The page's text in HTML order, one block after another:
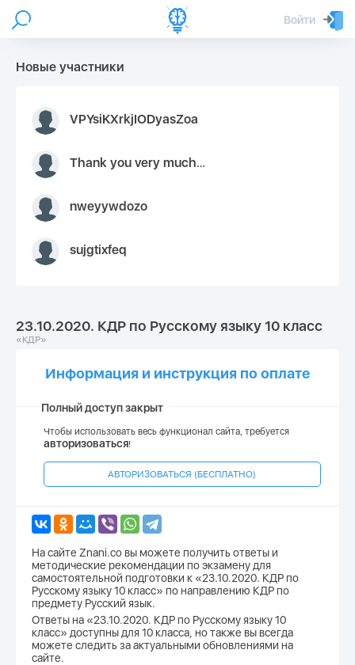
Войти
Новые участники
VPYsiKXrkjIODyasZoa
Thank you very much for your inquiry We appreciate you 9126052 https://youtube.com faceapple !
nweyywdozo
sujgtixfeq
23.10.2020. КДР по Русскому языку 10 класс
«КДР»
Информация и инструкция по оплате
Полный доступ закрыт
Чтобы использовать весь функционал сайта, требуется
авторизоваться!
АВТОРИЗОВАТЬСЯ (БЕСПЛАТНО)
На сайте Znani.co вы можете получить ответы и
методические рекомендации по экзамену для
самостоятельной подготовки к «23.10.2020. КДР по
Русскому языку 10 класс» по направлению КДР по
предмету Русский язык.
Ответы на «23.10.2020. КДР по Русскому языку 10
класс» доступны для 10 класса, но также вы всегда
можете следить за актуальными обновлениями на
сайте.